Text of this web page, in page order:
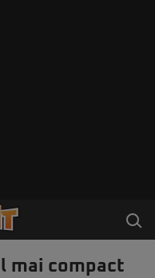
mai compact